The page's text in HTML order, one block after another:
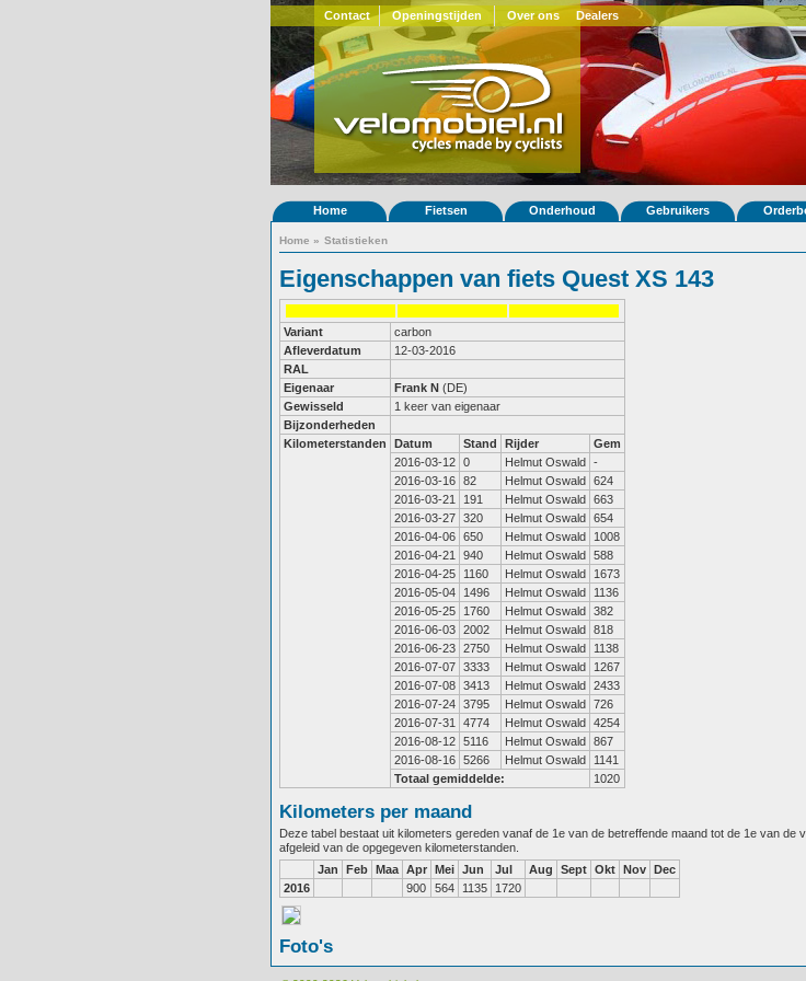
Contact Openingstijden Over ons Dealers
Home Fietsen Onderhoud Gebruikers
Home » Statistieken
Eigenschappen van fiets Quest XS 143
Variant
carbon
Afleverdatum
12-03-2016
RAL
Eigenaar
Frank N (DE)
Gewisseld
1 keer van eigenaar
Bijzonderheden
Kilometerstanden
Datum Stand Rijder
Gem
2016-03-12 0 Helmut Oswald -
2016-03-16 82 Helmut Oswald 624
2016-03-21
191 Helmut Oswald 663
2016-03-27 320 Helmut Oswald 654
2016-04-06 650 Helmut Oswald
1008
2016-04-21
940 Helmut Oswald 588
2016-04-25
1160 Helmut Oswald
1673
2016-05-04
1496 Helmut Oswald
1136
2016-05-25
1760 Helmut Oswald 382
2016-06-03 2002 Helmut Oswald 818
2016-06-23 2750 Helmut Oswald
1138
2016-07-07 3333 Helmut Oswald
1267
2016-07-08 3413 Helmut Oswald 2433
2016-07-24 3795 Helmut Oswald 726
2016-07-31
4774 Helmut Oswald 4254
2016-08-12 5116 Helmut Oswald 867
2016-08-16 5266 Helmut Oswald
1141
Totaal gemiddelde:
1020
Kilometers per maand
Deze tabel bestaat uit kilometers gereden vanaf de 1e van de betreffende maand tot de 1e van
afgeleid van de opgegeven kilometerstanden.
Jan
Feb Maa Apr Mei Jun Jul Aug Sept Okt Nov Dec
2016
900 564 1135 1720
Foto's